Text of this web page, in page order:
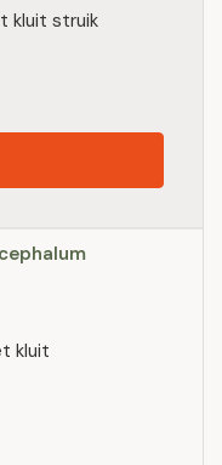
kluit struik
kluit